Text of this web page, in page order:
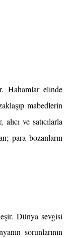
Hahamlar elinde
mabedlerin
ve satıcılarla
para bozanların
Dünya sevgisi
sorunlarının